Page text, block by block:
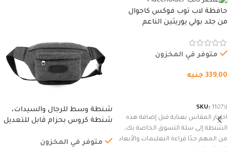
حافظة لاب توب فوكس كاجوال
من جلد بولي يوريثين الناعم
وسوستة.
متوفر في المخزون
339,00 جنيه
SKU: 11076
اختيار المقاس بعناية قبل إضافة هذه
الشنطة إلى سلة التسوق الخاصة بك،
من المهم جدًا قراءة التعليمات والأبعاد
شنطة وسط للرجال والسيدات،
شنطة كروس بحزام قابل للتعديل
السفر، الجري العادي، المشي
متوفر في المخزون